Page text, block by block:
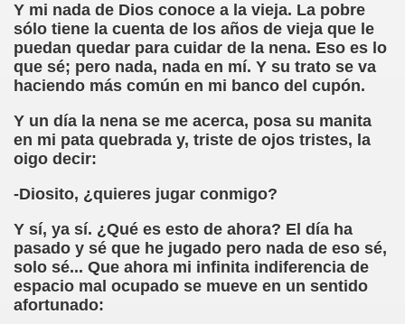
Y mi nada de Dios conoce a la vieja. La pobre
sólo tiene la cuenta de los años de vieja que le
puedan quedar para cuidar de la nena. Eso es lo
que sé; pero nada, nada en mí. Y su trato se va
haciendo más común en mi banco del cupón.
Y un día la nena se me acerca, posa su manita
en mi pata quebrada y, triste de ojos tristes, la
oigo decir:
-Diosito, ¿quieres jugar conmigo?
Y sí, ya sí. ¿Qué es esto de ahora? El día ha
pasado y sé que he jugado pero nada de eso sé,
solo sé... Que ahora mi infinita indiferencia de
espacio mal ocupado se mueve en un sentido
afortunado:
Ex Secretari Unió Mundial de Cecs, català (Pedro
del Monumento a Luis Braille, 1980 (editora
Baquero, Conferencia (David López)
de Obstáculos (Juurmaa, J.)
de Escritura Táctil para Lectores con Ceguera o
de Hombres Ilustres de París (César Puente)
150è Aniversari mort de Louis Braille (CPB de l'ONCE a
Maestro (F. Javier Bernal García)
Vicente (F. Javier Bernal)